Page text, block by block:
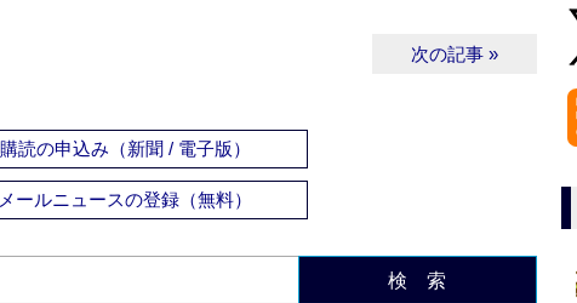
次の記事 »
購読の申込み（新聞 / 電子版）
メールニュースの登録（無料）
検 索